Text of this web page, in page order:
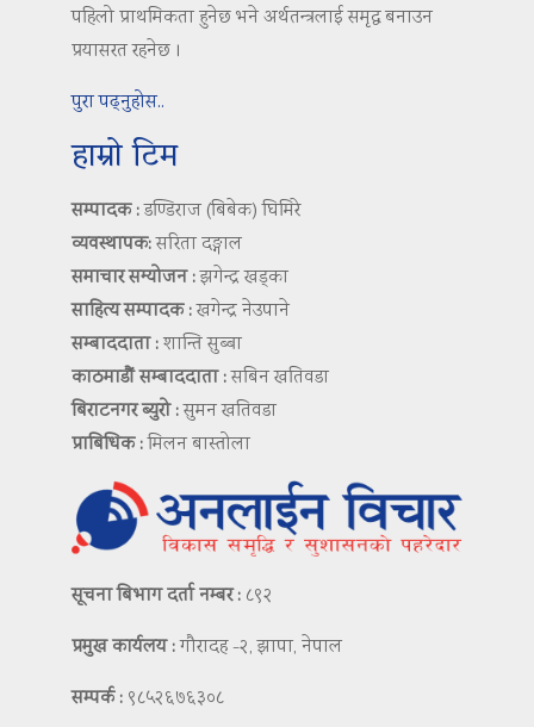
पहिलो प्राथमिकता हुनेछ भने अर्थतन्त्रलाई समृद्ध बनाउन
प्रयासरत रहनेछ ।
पुरा पढ्नुहोस..
हाम्रो टिम
सम्पादक :डण्डिराज (बिबेक) घिमिरे
व्यवस्थापक:सरिता दङ्गाल
समाचार सम्योजन :झगेन्द्र खड्का
साहित्य सम्पादक :खगेन्द्र नेउपाने
सम्बाददाता :शान्ति सुब्बा
काठमाडौं सम्बाददाता :सबिन खतिवडा
बिराटनगर ब्युरो :सुमन खतिवडा
प्राबिधिक :मिलन बास्तोला
सूचना बिभाग दर्ता नम्बर : ८९२
प्रमुख कार्यलय :गौरादह -२, झापा, नेपाल
सम्पर्क : ९८५२६७६३०८